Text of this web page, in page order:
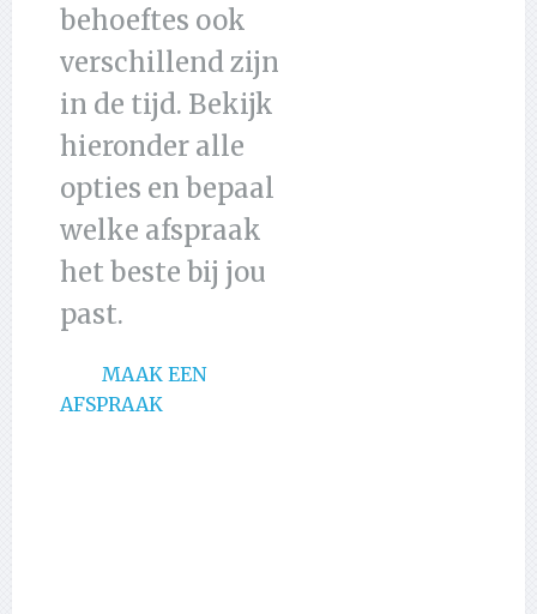
behoeftes ook
verschillend zijn
in de tijd. Bekijk
hieronder alle
opties en bepaal
welke afspraak
het beste bij jou
past.
MAAK EEN
AFSPRAAK